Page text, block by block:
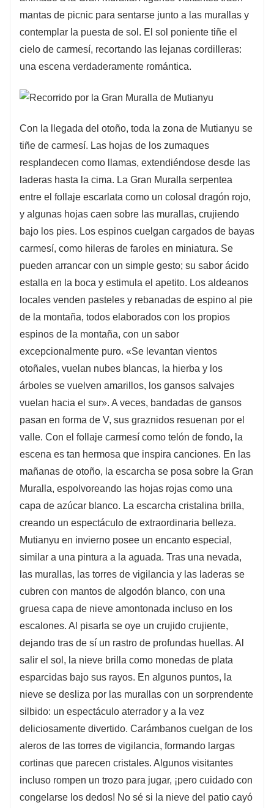
mantas de picnic para sentarse junto a las murallas y
contemplar la puesta de sol. El sol poniente tiñe el
cielo de carmesí, recortando las lejanas cordilleras:
una escena verdaderamente romántica.
Con la llegada del otoño, toda la zona de Mutianyu se
tiñe de carmesí. Las hojas de los zumaques
resplandecen como llamas, extendiéndose desde las
laderas hasta la cima. La Gran Muralla serpentea
entre el follaje escarlata como un colosal dragón rojo,
y algunas hojas caen sobre las murallas, crujiendo
bajo los pies. Los espinos cuelgan cargados de bayas
carmesí, como hileras de faroles en miniatura. Se
pueden arrancar con un simple gesto; su sabor ácido
estalla en la boca y estimula el apetito. Los aldeanos
locales venden pasteles y rebanadas de espino al pie
de la montaña, todos elaborados con los propios
espinos de la montaña, con un sabor
excepcionalmente puro. «Se levantan vientos
otoñales, vuelan nubes blancas, la hierba y los
árboles se vuelven amarillos, los gansos salvajes
vuelan hacia el sur». A veces, bandadas de gansos
pasan en forma de V, sus graznidos resuenan por el
valle. Con el follaje carmesí como telón de fondo, la
escena es tan hermosa que inspira canciones. En las
mañanas de otoño, la escarcha se posa sobre la Gran
Muralla, espolvoreando las hojas rojas como una
capa de azúcar blanco. La escarcha cristalina brilla,
creando un espectáculo de extraordinaria belleza.
Mutianyu en invierno posee un encanto especial,
similar a una pintura a la aguada. Tras una nevada,
las murallas, las torres de vigilancia y las laderas se
cubren con mantos de algodón blanco, con una
gruesa capa de nieve amontonada incluso en los
escalones. Al pisarla se oye un crujido crujiente,
dejando tras de sí un rastro de profundas huellas. Al
salir el sol, la nieve brilla como monedas de plata
esparcidas bajo sus rayos. En algunos puntos, la
nieve se desliza por las murallas con un sorprendente
silbido: un espectáculo aterrador y a la vez
deliciosamente divertido. Carámbanos cuelgan de los
aleros de las torres de vigilancia, formando largas
cortinas que parecen cristales. Algunos visitantes
incluso rompen un trozo para jugar, ¡pero cuidado con
congelarse los dedos! No sé si la nieve del patio cayó